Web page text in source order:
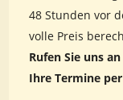
48 Stunden vor
volle Preis
Rufen Sie uns
Ihre Termine